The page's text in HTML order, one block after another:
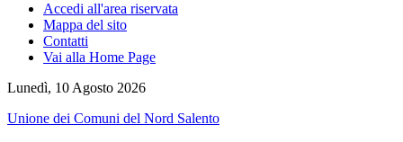
Accedi all'area riservata
Mappa del sito
Contatti
Vai alla Home Page
Lunedì, 10 Agosto 2026
Unione dei Comuni del Nord Salento